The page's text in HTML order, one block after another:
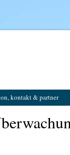
kontakt & partner